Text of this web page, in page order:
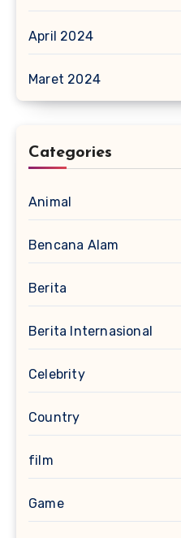
April 2024
Maret 2024
Categories
Animal
Bencana Alam
Berita
Berita Internasional
Celebrity
Country
film
Game